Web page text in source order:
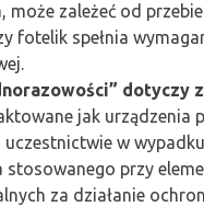
może zależeć od
fotelik spełnia
dotyczy
jak urządzenia
uczestnictwie w
stosowanego przy
za działanie